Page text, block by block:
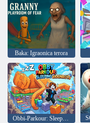
Baka: Igraonica terora
Obbi-Parkour: Sleeping Brainrot